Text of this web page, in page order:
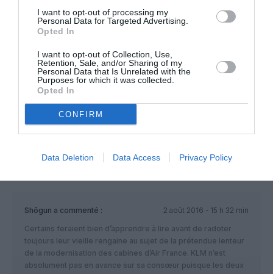
I want to opt-out of processing my
Personal Data for Targeted Advertising.
Opted In
I want to opt-out of Collection, Use,
Retention, Sale, and/or Sharing of my
Personal Data that Is Unrelated with the
Purposes for which it was collected.
Opted In
CONFIRM
Data Deletion Data Access Privacy Policy
FlySSCa commenté :
2 août 2016 - 15 h 15 min
Info pour tous les abrutis qui sautent sur la moindre info pour
Si le retrofit des cabines ne va pas plus vite, c’est parce que
Zodiac ne peut fournir les sièges en temps et en heure.
L’entreprise a connu de gros problèmes de production a tel
point qu’Air France a failli se tourner vers un autre founisseur
pour les futurs sièges des A330 et A380.
À ce jour, tous les 77W concernés sont réequipés (ceux avec
la nouvelle P) et les 3/4 de la flotte B772 est également
RÉPONDRE
Shôgun a commenté :
2 août 2016 - 15 h 32 min
Certains feraient bien d’apprendre à lire avant de radoter
toujours leur vieille rengaine au sujet de la prétendue lenteur
de la modernisation des cabines d’Air France. KLM n’est
absolument pas en avance sur sa consœur puisque les deux